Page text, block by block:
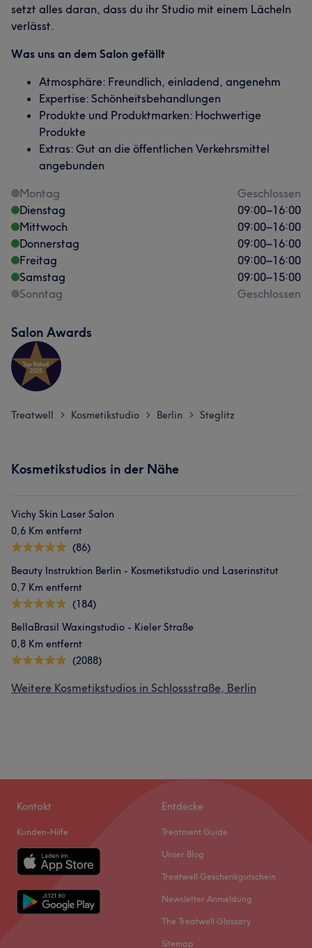
setzt alles daran, dass du ihr Studio mit einem Lächeln
verlässt.
Was uns an dem Salon gefällt
Atmosphäre: Freundlich, einladend, angenehm
Expertise: Schönheitsbehandlungen
Produkte und Produktmarken: Hochwertige
Produkte
Extras: Gut an die öffentlichen Verkehrsmittel
angebunden
Montag
Geschlossen
Dienstag
09:00–16:00
Mittwoch
09:00–16:00
Donnerstag
09:00–16:00
Freitag
09:00–16:00
Samstag
09:00–15:00
Sonntag
Geschlossen
Salon Awards
Treatwell > Kosmetikstudio > Berlin > Steglitz
Kosmetikstudios in der Nähe
Vichy Skin Laser Salon
0,6 Km entfernt
(86)
Beauty Instruktion Berlin - Kosmetikstudio und Laserinstitut
0,7 Km entfernt
(184)
BellaBrasil Waxingstudio - Kieler Straße
0,8 Km entfernt
(2088)
Weitere Kosmetikstudios in Schlossstraße, Berlin
Kontakt
Kunden-Hilfe
Entdecke
Treatment Guide
Unser Blog
Treatwell Geschenkgutschein
Newsletter Anmeldung
The Treatwell Glossary
Sitemap